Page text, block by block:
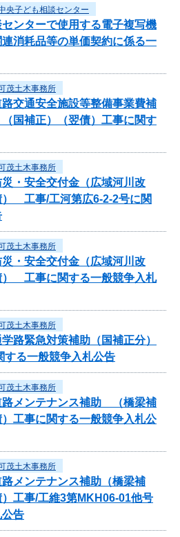
央子ども相談センター
ンターで使用する電子複写機
連消耗品等の単価契約に係る一
茂土木事務所
交通安全施設等整備事業費補
国補正）（翌債）工事に関す
茂土木事務所
・安全交付金（広域河川改
） 工事/工河第広6-2-2号に関
茂土木事務所
・安全交付金（広域河川改
） 工事に関する一般競争入札
茂土木事務所
路緊急対策補助（国補正分）
る一般競争入札公告
茂土木事務所
メンテナンス補助 （橋梁補
工事に関する一般競争入札公
茂土木事務所
メンテナンス補助（橋梁補
工事/工維3第MKH06-01他号
告